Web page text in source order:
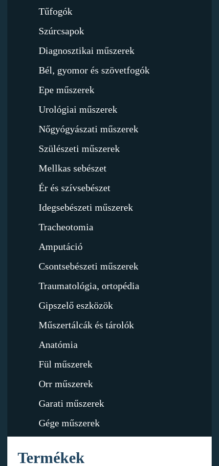
Tűfogók
Szúrcsapok
Diagnosztikai műszerek
Bél, gyomor és szövetfogók
Epe műszerek
Urológiai műszerek
Nőgyógyászati műszerek
Szülészeti műszerek
Mellkas sebészet
Ér és szívsebészet
Idegsebészeti műszerek
Tracheotomia
Amputáció
Csontsebészeti műszerek
Traumatológia, ortopédia
Gipszelő eszközök
Műszertálcák és tárolók
Anatómia
Fül műszerek
Orr műszerek
Garati műszerek
Gége műszerek
Termékek